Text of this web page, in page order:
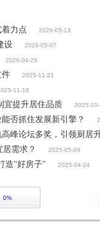
力点 2026-05-13
设 2026-05-07
2026-04-29
件 2025-11-21
11-18
宜提升居住品质 2025-10-
否抓住发展新引擎？
峰论坛多奖，引领厨居
需求？ 2025-05-09
造"好房子" 2025-04-24
0%